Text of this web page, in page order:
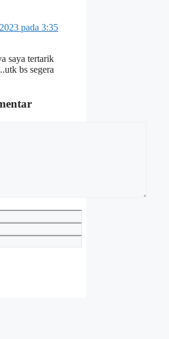
pada 3:35
saya tertarik
bs segera